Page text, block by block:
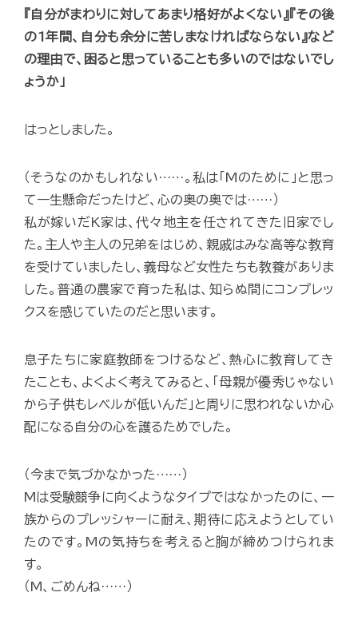
『自分がまわりに対してあまり格好がよくない』『その後
の1年間、自分も余分に苦しまなければならない』など
の理由で、困ると思っていることも多いのではないでし
ょうか」
はっとしました。
（そうなのかもしれない……。私は「Mのために」と思っ
て一生懸命だったけど、心の奥の奥では……）
私が嫁いだK家は、代々地主を任されてきた旧家でし
た。主人や主人の兄弟をはじめ、親戚はみな高等な教育
を受けていましたし、義母など女性たちも教養がありま
した。普通の農家で育った私は、知らぬ間にコンプレッ
クスを感じていたのだと思います。
息子たちに家庭教師をつけるなど、熱心に教育してき
たことも、よくよく考えてみると、「母親が優秀じゃない
から子供もレベルが低いんだ」と周りに思われないか心
配になる自分の心を護るためでした。
（今まで気づかなかった……）
Mは受験競争に向くようなタイプではなかったのに、一
族からのプレッシャーに耐え、期待に応えようとしてい
たのです。Mの気持ちを考えると胸が締めつけられま
す。
（M、ごめんね……）